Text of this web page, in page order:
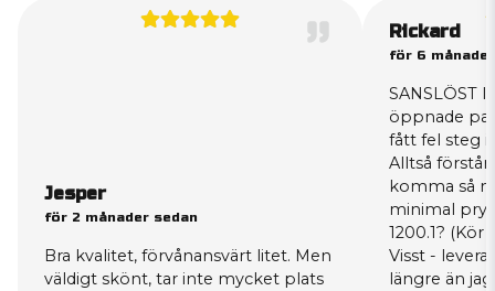
Jesper
för 2 månader sedan
Bra kvalitet, förvånansvärt litet. Men
väldigt skönt, tar inte mycket plats
Rickard
för 6
SANSLÖST
öppnade
fått fel steg i
Alltså
komma så
minimal
1200.1?
Visst -
längre än